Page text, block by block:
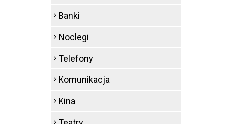
Banki
Noclegi
Telefony
Komunikacja
Kina